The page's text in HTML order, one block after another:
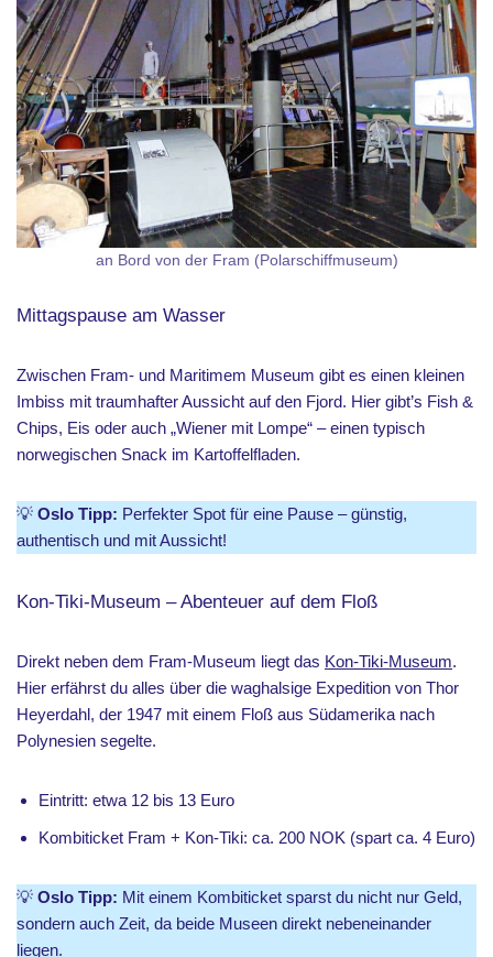
an Bord von der Fram (Polarschiffmuseum)
Mittagspause am Wasser
Zwischen Fram- und Maritimem Museum gibt es einen kleinen
Imbiss mit traumhafter Aussicht auf den Fjord. Hier gibt’s Fish &
Chips, Eis oder auch „Wiener mit Lompe“ – einen typisch
norwegischen Snack im Kartoffelfladen.
💡 Oslo Tipp: Perfekter Spot für eine Pause – günstig,
authentisch und mit Aussicht!
Kon-Tiki-Museum – Abenteuer auf dem Floß
Direkt neben dem Fram-Museum liegt das Kon-Tiki-Museum.
Hier erfährst du alles über die waghalsige Expedition von Thor
Heyerdahl, der 1947 mit einem Floß aus Südamerika nach
Polynesien segelte.
Eintritt: etwa 12 bis 13 Euro
Kombiticket Fram + Kon-Tiki: ca. 200 NOK (spart ca. 4 Euro)
💡 Oslo Tipp: Mit einem Kombiticket sparst du nicht nur Geld,
sondern auch Zeit, da beide Museen direkt nebeneinander
liegen.